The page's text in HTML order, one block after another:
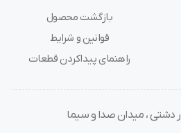
بازگشت محصول
قوانین و شرایط
راهنمای پیداکردن قطعات
دشتی ، میدان صدا و سیما